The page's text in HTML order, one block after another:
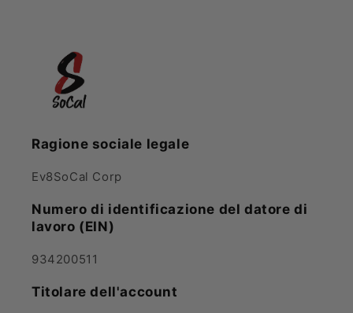
Ragione sociale legale
Ev8SoCal Corp
Numero di identificazione del datore di
lavoro (EIN)
934200511
Titolare dell'account